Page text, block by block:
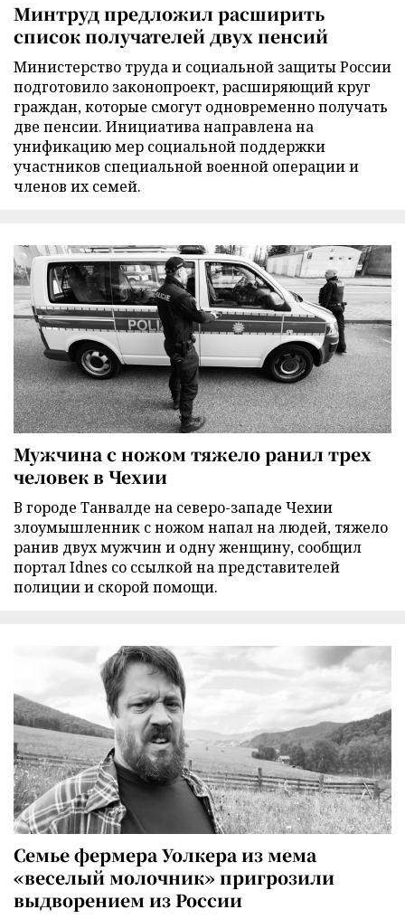
Минтруд предложил расширить
список получателей двух пенсий
Министерство труда и социальной защиты России
подготовило законопроект, расширяющий круг
граждан, которые смогут одновременно получать
две пенсии. Инициатива направлена на
унификацию мер социальной поддержки
участников специальной военной операции и
членов их семей.
Мужчина с ножом тяжело ранил трех
человек в Чехии
В городе Танвалде на северо-западе Чехии
злоумышленник с ножом напал на людей, тяжело
ранив двух мужчин и одну женщину, сообщил
портал Idnes со ссылкой на представителей
полиции и скорой помощи.
Семье фермера Уолкера из мема
«веселый молочник» пригрозили
выдворением из России